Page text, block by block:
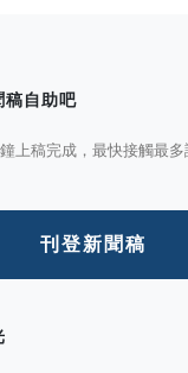
稿自助吧
上稿完成，最快接觸最多
刊登新聞稿